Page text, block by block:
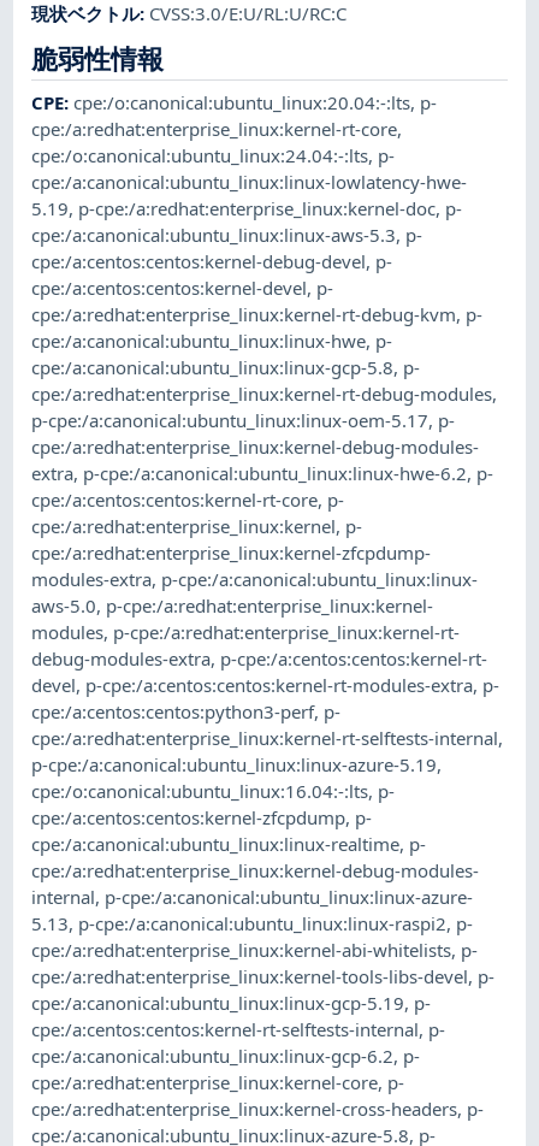
現状ベクトル: CVSS:3.0/E:U/RL:U/RC:C
脆弱性情報
CPE:cpe:/o:canonical:ubuntu_linux:20.04:-:lts, p-
cpe:/a:redhat:enterprise_linux:kernel-rt-core,
cpe:/o:canonical:ubuntu_linux:24.04:-:lts, p-
cpe:/a:canonical:ubuntu_linux:linux-lowlatency-hwe-
5.19, p-cpe:/a:redhat:enterprise_linux:kernel-doc, p-
cpe:/a:canonical:ubuntu_linux:linux-aws-5.3, p-
cpe:/a:centos:centos:kernel-debug-devel, p-
cpe:/a:centos:centos:kernel-devel, p-
cpe:/a:redhat:enterprise_linux:kernel-rt-debug-kvm, p-
cpe:/a:canonical:ubuntu_linux:linux-hwe, p-
cpe:/a:canonical:ubuntu_linux:linux-gcp-5.8, p-
cpe:/a:redhat:enterprise_linux:kernel-rt-debug-modules,
p-cpe:/a:canonical:ubuntu_linux:linux-oem-5.17, p-
cpe:/a:redhat:enterprise_linux:kernel-debug-modules-
extra, p-cpe:/a:canonical:ubuntu_linux:linux-hwe-6.2, p-
cpe:/a:centos:centos:kernel-rt-core, p-
cpe:/a:redhat:enterprise_linux:kernel, p-
cpe:/a:redhat:enterprise_linux:kernel-zfcpdump-
modules-extra, p-cpe:/a:canonical:ubuntu_linux:linux-
aws-5.0, p-cpe:/a:redhat:enterprise_linux:kernel-
modules, p-cpe:/a:redhat:enterprise_linux:kernel-rt-
debug-modules-extra, p-cpe:/a:centos:centos:kernel-rt-
devel, p-cpe:/a:centos:centos:kernel-rt-modules-extra, p-
cpe:/a:centos:centos:python3-perf, p-
cpe:/a:redhat:enterprise_linux:kernel-rt-selftests-internal,
p-cpe:/a:canonical:ubuntu_linux:linux-azure-5.19,
cpe:/o:canonical:ubuntu_linux:16.04:-:lts, p-
cpe:/a:centos:centos:kernel-zfcpdump, p-
cpe:/a:canonical:ubuntu_linux:linux-realtime, p-
cpe:/a:redhat:enterprise_linux:kernel-debug-modules-
internal, p-cpe:/a:canonical:ubuntu_linux:linux-azure-
5.13, p-cpe:/a:canonical:ubuntu_linux:linux-raspi2, p-
cpe:/a:redhat:enterprise_linux:kernel-abi-whitelists, p-
cpe:/a:redhat:enterprise_linux:kernel-tools-libs-devel, p-
cpe:/a:canonical:ubuntu_linux:linux-gcp-5.19, p-
cpe:/a:centos:centos:kernel-rt-selftests-internal, p-
cpe:/a:canonical:ubuntu_linux:linux-gcp-6.2, p-
cpe:/a:redhat:enterprise_linux:kernel-core, p-
cpe:/a:redhat:enterprise_linux:kernel-cross-headers, p-
cpe:/a:canonical:ubuntu_linux:linux-azure-5.8, p-